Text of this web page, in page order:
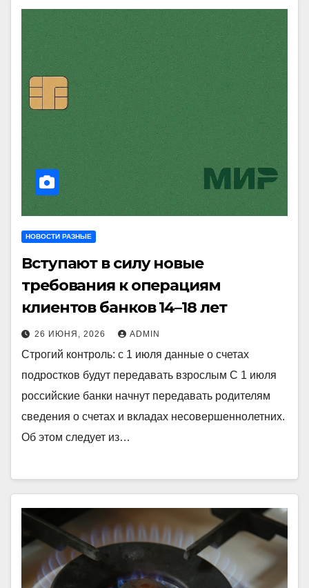
НОВОСТИ РАЗНЫЕ
Вступают в силу новые
требования к операциям
клиентов банков 14–18 лет
26 ИЮНЯ, 2026 ADMIN
Строгий контроль: с 1 июля данные о счетах
подростков будут передавать взрослым С 1 июля
российские банки начнут передавать родителям
сведения о счетах и вкладах несовершеннолетних.
Об этом следует из…